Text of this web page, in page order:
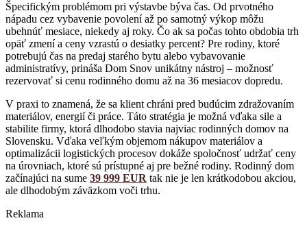
Špecifickým problémom pri výstavbe býva čas. Od prvotného
nápadu cez vybavenie povolení až po samotný výkop môžu
ubehnúť mesiace, niekedy aj roky. Čo ak sa počas tohto obdobia trh
opäť zmení a ceny vzrastú o desiatky percent? Pre rodiny, ktoré
potrebujú čas na predaj starého bytu alebo vybavovanie
administratívy, prináša Dom Snov unikátny nástroj – možnosť
rezervovať si cenu rodinného domu až na 36 mesiacov dopredu.
V praxi to znamená, že sa klient chráni pred budúcim zdražovaním
materiálov, energií či práce. Táto stratégia je možná vďaka sile a
stabilite firmy, ktorá dlhodobo stavia najviac rodinných domov na
Slovensku. Vďaka veľkým objemom nákupov materiálov a
optimalizácii logistických procesov dokáže spoločnosť udržať ceny
na úrovniach, ktoré sú prístupné aj pre bežné rodiny. Rodinný dom
začínajúci na sume 39 999 EUR tak nie je len krátkodobou akciou,
ale dlhodobým záväzkom voči trhu.
Reklama